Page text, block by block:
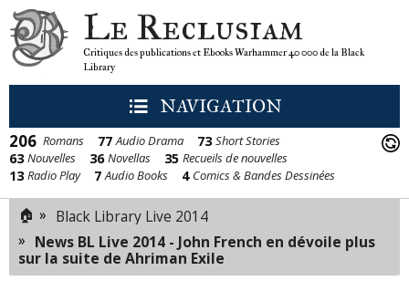
Le Reclusiam
Critiques des publications et Ebooks Warhammer 40 000 de la Black
Library
NAVIGATION
206 Romans 77 Audio Drama 73 Short Stories
63 Nouvelles 36 Novellas 35 Recueils de nouvelles
13 Radio Play 7 Audio Books 4 Comics & Bandes Dessinées
🏠 » Black Library Live 2014
» News BL Live 2014 - John French en dévoile plus
sur la suite de Ahriman Exile